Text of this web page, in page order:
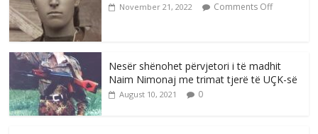
November 21, 2022 Comments Off
Nesër shënohet përvjetori i të madhit
Naim Nimonaj me trimat tjerë të UÇK-së
August 10, 2021 0